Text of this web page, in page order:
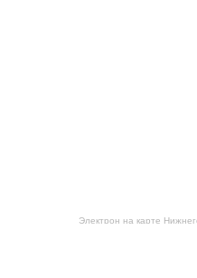
Электрон на карте